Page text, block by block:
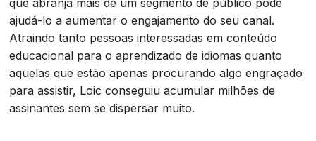
ajudá-lo a aumentar o engajamento do seu canal.
Atraindo tanto pessoas interessadas em conteúdo
educacional para o aprendizado de idiomas quanto
aquelas que estão apenas procurando algo engraçado
para assistir, Loic conseguiu acumular milhões de
assinantes sem se dispersar muito.